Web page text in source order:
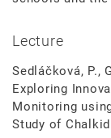
Lecture
Sedláčková, P.,
Exploring
Monitoring
Study of